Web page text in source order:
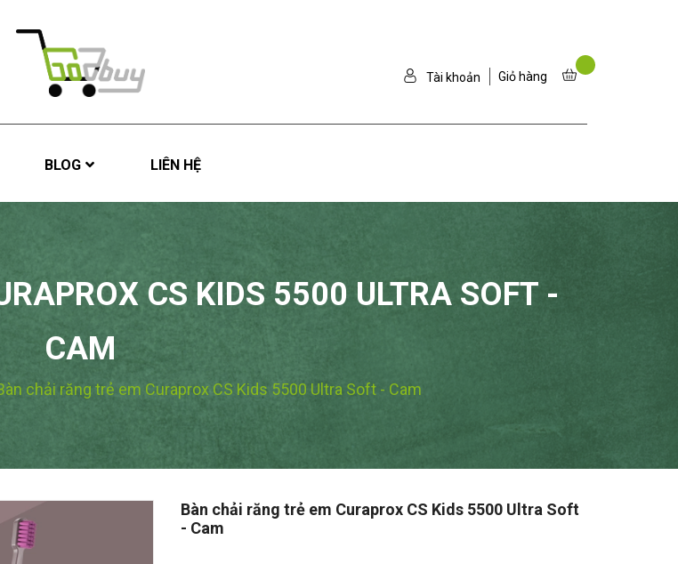
Tài khoản Giỏ hàng
BLOG LIÊN HỆ
CS KIDS 5500 ULTRA SOFT -
CAM
chải răng trẻ em Curaprox CS Kids 5500 Ultra Soft - Cam
Bàn chải răng trẻ em Curaprox CS Kids 5500 Ultra Soft
- Cam